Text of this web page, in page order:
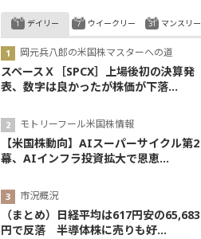
デイリー
岡元兵八郎の米国株マスターへの道
スペースＸ［SPCX］上場後初の決算発
表、数字は良かったが株価が下落...
モトリーフール米国株情報
【米国株動向】AIスーパーサイクル第2
幕、AIインフラ投資拡大で恩恵...
市況概況
（まとめ）日経平均は617円安の65,683
円で反落 半導体株に売りも好...
ウイークリー マンスリー